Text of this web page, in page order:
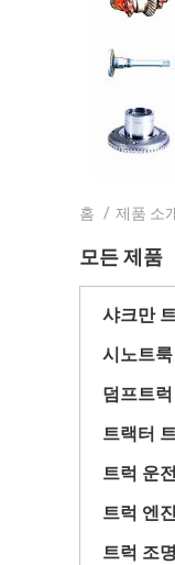
홈 / 제품 소
모든 제품
샤크만
시노트
덤프트럭
트랙터
트럭 운
트럭 엔
트럭 조